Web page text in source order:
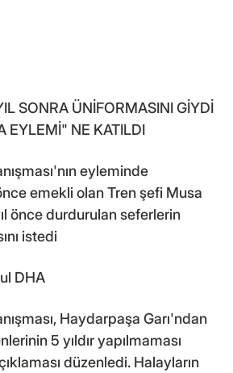
SONRA ÜNİFORMASINI GİYDİ
EYLEMİ" NE KATILDI
eyleminde
emekli olan Tren şefi Musa
önce durdurulan seferlerin
istedi
DHA
Haydarpaşa Garı'ndan
5 yıldır yapılmaması
düzenledi. Halayların